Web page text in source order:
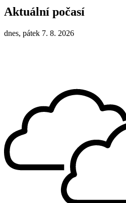
Aktuální počasí
dnes, pátek 7. 8. 2026